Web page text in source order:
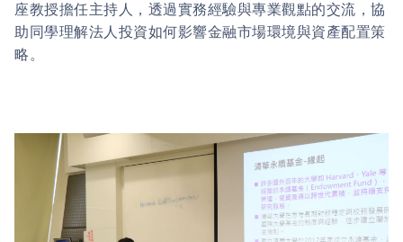
座教授擔任主持人，透過實務經驗與專業觀點的交流，協
助同學理解法人投資如何影響金融市場環境與資產配置策
略。